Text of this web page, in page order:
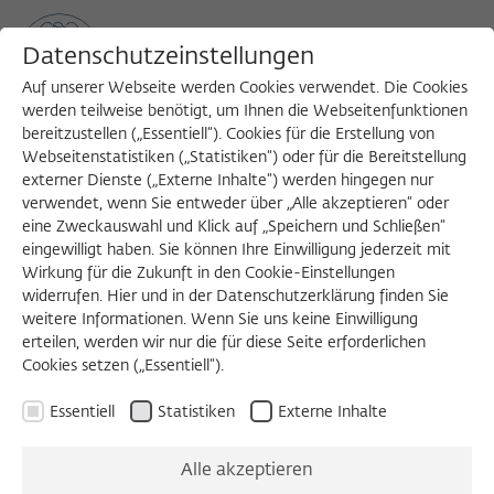
MENU
Search
1988/1989
Glenn W. Most, Dr. phil.
Professor für Klassische Philologie und Altertumskunde
Universität Innsbruck
KOLLOQUIUM, 13.12.1988
Datenschutzeinstellungen
Auf unserer Webseite werden Cookies verwendet. Die Cookies
werden teilweise benötigt, um Ihnen die Webseitenfunktionen
bereitzustellen („Essentiell“). Cookies für die Erstellung von
Webseitenstatistiken („Statistiken“) oder für die Bereitstellung
externer Dienste („Externe Inhalte“) werden hingegen nur
verwendet, wenn Sie entweder über „Alle akzeptieren“ oder
eine Zweckauswahl und Klick auf „Speichern und Schließen“
eingewilligt haben. Sie können Ihre Einwilligung jederzeit mit
Wirkung für die Zukunft in den Cookie-Einstellungen
widerrufen. Hier und in der Datenschutzerklärung finden Sie
weitere Informationen. Wenn Sie uns keine Einwilligung
erteilen, werden wir nur die für diese Seite erforderlichen
Cookies setzen („Essentiell“).
Essentiell Statistiken Externe Inhalte
Alle akzeptieren